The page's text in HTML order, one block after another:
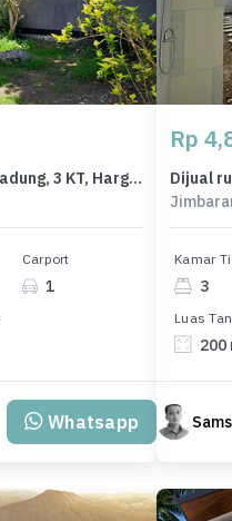
Hunian Idaman di Nusa Dua, Badung, 3 KT, Harga 2,3 Miliar
Carport
1
Whatsapp
Rp
Kamar
3
Luas
200